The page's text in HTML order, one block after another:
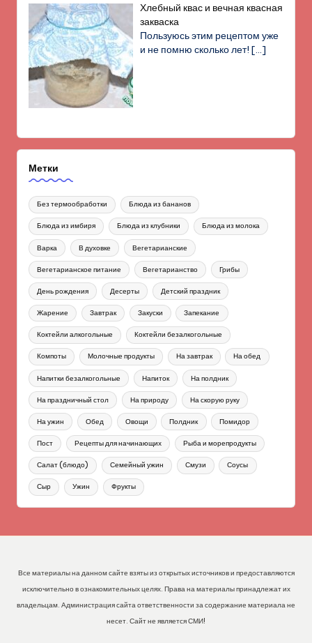
Хлебный квас и вечная квасная
закваска
Пользуюсь этим рецептом уже
и не помню сколько лет![…]
Метки
Без термообработки Блюда из бананов
Блюда из имбиря Блюда из клубники Блюда из молока
Варка В духовке Вегетарианские
Вегетарианское питание Вегетарианство Грибы
День рождения Десерты Детский праздник
Жарение Завтрак Закуски Запекание
Коктейли алкогольные Коктейли безалкогольные
Компоты Молочные продукты На завтрак На обед
Напитки безалкогольные Напиток На полдник
На праздничный стол На природу На скорую руку
На ужин Обед Овощи Полдник Помидор
Пост Рецепты для начинающих Рыба и морепродукты
Салат (блюдо) Семейный ужин Смузи Соусы
Сыр Ужин Фрукты
Все материалы на данном сайте взяты из открытых источников и предоставляются
исключительно в ознакомительных целях. Права на материалы принадлежат их
владельцам. Администрация сайта ответственности за содержание материала не
несет. Сайт не является СМИ!